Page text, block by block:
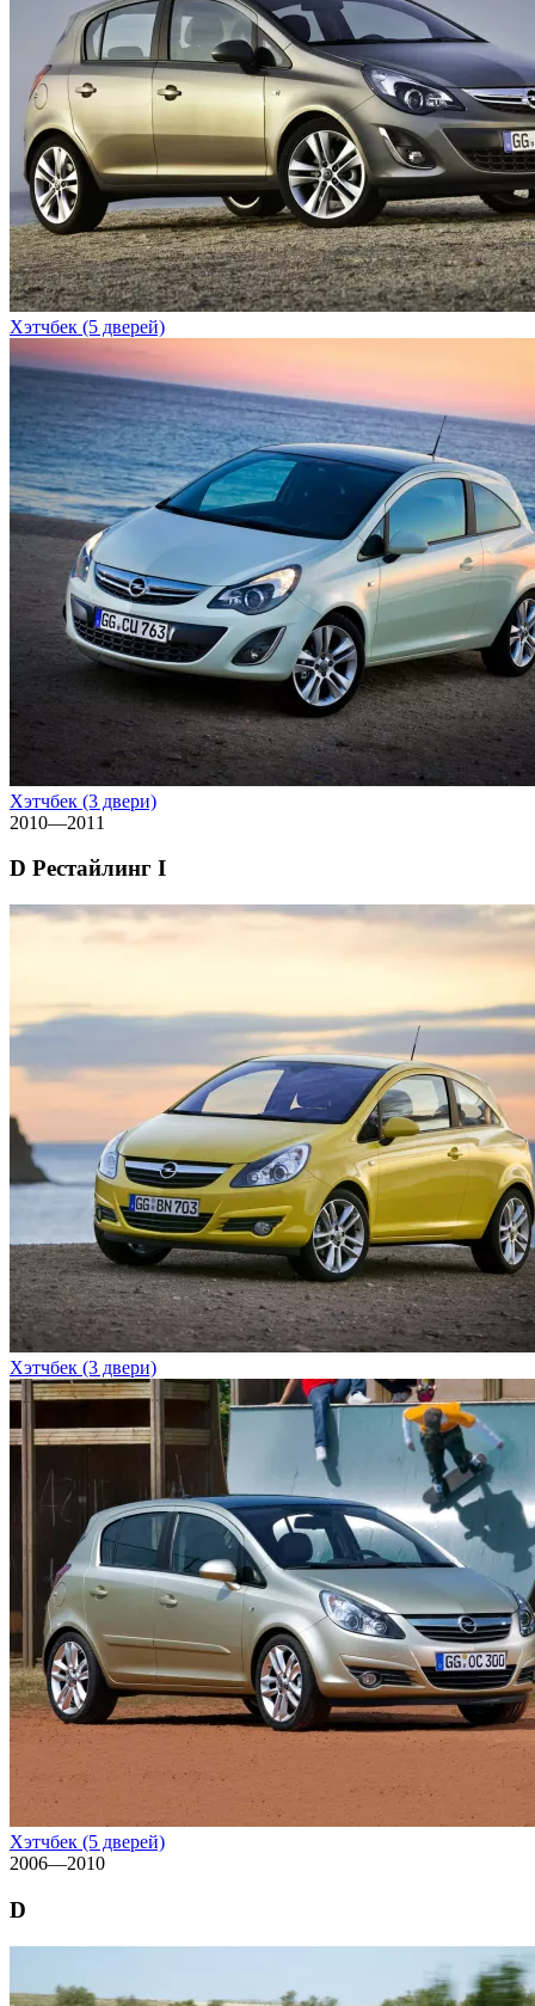
Хэтчбек (5 дверей)
Хэтчбек (3 двери)
2010—2011
D Рестайлинг I
Хэтчбек (3 двери)
Хэтчбек (5 дверей)
2006—2010
D